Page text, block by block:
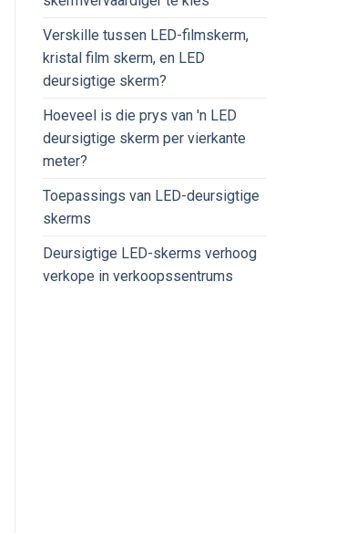
Verskille tussen LED-filmskerm,
kristal film skerm, en LED
deursigtige skerm?
Hoeveel is die prys van 'n LED
deursigtige skerm per vierkante
meter?
Toepassings van LED-deursigtige
skerms
Deursigtige LED-skerms verhoog
verkope in verkoopssentrums